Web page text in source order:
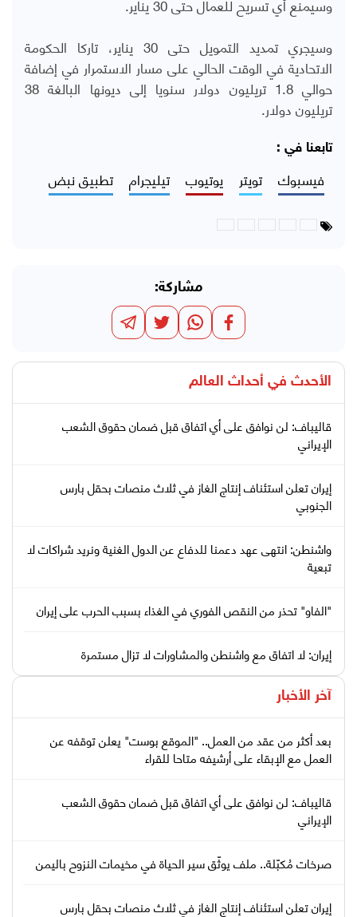
وسيجري تمديد التمويل حتى 30 يناير، تاركا الحكومة
الاتحادية في الوقت الحالي على مسار الاستمرار في إضافة
حوالي 1.8 تريليون دولار سنويا إلى ديونها البالغة 38
تريليون دولار.
تابعنا في :
فيسبوك تويتر يوتيوب تيليجرام تطبيق نبض
مشاركة:
الأحدث في أحداث العالم
قاليباف: لن نوافق على أي اتفاق قبل ضمان حقوق الشعب
الإيراني
إيران تعلن استئناف إنتاج الغاز في ثلاث منصات بحقل بارس
الجنوبي
واشنطن: انتهى عهد دعمنا للدفاع عن الدول الغنية ونريد شراكات لا
تبعية
"الفاو" تحذر من النقص الفوري في الغذاء بسبب الحرب على إيران
إيران: لا اتفاق مع واشنطن والمشاورات لا تزال مستمرة
آخر الأخبار
بعد أكثر من عقد من العمل.. "الموقع بوست" يعلن توقفه عن
العمل مع الإبقاء على أرشيفه متاحا للقراء
قاليباف: لن نوافق على أي اتفاق قبل ضمان حقوق الشعب
الإيراني
صرخات مُكبّلة.. ملف يوثّق سير الحياة في مخيمات النزوح باليمن
إيران تعلن استئناف إنتاج الغاز في ثلاث منصات بحقل بارس